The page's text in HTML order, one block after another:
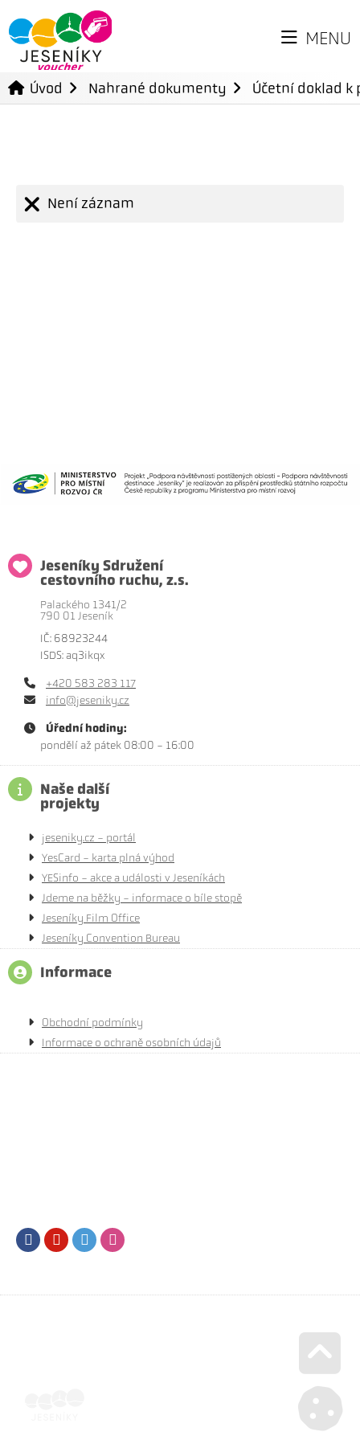
MENU
Úvod Nahrané dokumenty Účetní doklad
Není záznam
Jeseníky Sdružení
cestovního ruchu, z.s.
Palackého 1341/2
790 01 Jeseník
IČ: 68923244
ISDS: aq3ikqx
+420 583 283 117
info@jeseniky.cz
Úřední hodiny:
pondělí až pátek 08:00 - 16:00
Naše další
projekty
jeseniky.cz - portál
YesCard - karta plná výhod
YESinfo - akce a události v Jeseníkách
Jdeme na běžky - informace o bíle stopě
Jeseníky Film Office
Jeseníky Convention Bureau
Informace
Obchodní podmínky
Informace o ochraně osobních údajů
FacebookYoutubeTwitter
Go